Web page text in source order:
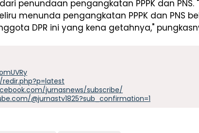
penundaan pengangkatan PPPK dan PNS.
menunda pengangkatan PPPK dan PNS
DPR ini yang kena getahnya,"
jurnasnews/subscribe/
@jurnastv1825?sub_confirmation=1